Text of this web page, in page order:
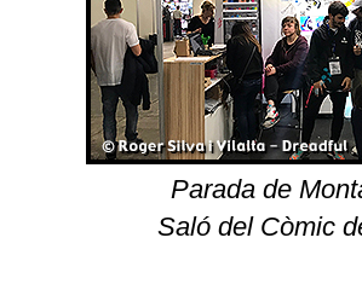
Parada de
Saló del Còmic